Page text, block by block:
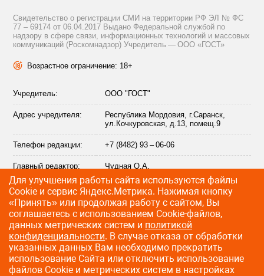
Свидетельство о регистрации СМИ на территории РФ ЭЛ № ФС
77 – 69174 от 06.04.2017 Выдано Федеральной службой по
надзору в сфере связи, информационных технологий и массовых
коммуникаций (Роскомнадзор) Учредитель — ООО «ГОСТ»
Возрастное ограничение: 18+
Учредитель: ООО "ГОСТ"
Адрес учредителя:
Республика Мордовия, г.Саранск,
ул.Кочкуровская, д.13, помещ.9
Телефон редакции: +7 (8482) 93 – 06-06
Главный редактор: Чудная О.А.
Адрес электронной
почты редакции:
info@citytraffic.ru
©2009—2026 CityTraffic — все права защищены
Разработка сайта:Лайт Информ
Для улучшения работы сайта используются файлы
Сookie и сервис Яндекс.Метрика. Нажимая кнопку
«Принять» или продолжая работу с сайтом, Вы
соглашаетесь с использованием Cookie-файлов,
данных метрических систем и политикой
конфиденциальности. В случае отказа от обработки
указанных данных Вам необходимо прекратить
использование Сайта или отключить использование
файлов Cookie и метрических систем в настройках